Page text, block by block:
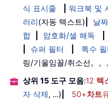
식 표시줄
워크북 및
러리(자동 텍스트) 날
합
암호화/셀 해독
슈퍼 필터 특수 필
링/기울임꼴/취소선。。
상위 15 도구 모음:12 텍
자 삭제, ...) 50+차트